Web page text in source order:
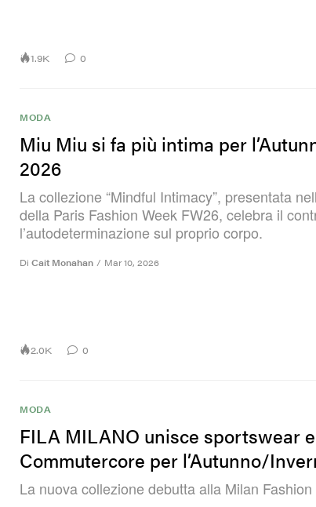
1.9K 0
MODA
Miu Miu si fa più intima per
2026
La collezione “Mindful Intimacy”, presentata
della Paris Fashion Week FW26, celebra il
l’autodeterminazione sul proprio corpo.
Di Cait Monahan / Mar 10, 2026
2.0K 0
MODA
FILA MILANO unisce sportswear e
Commutercore per l’Autunno/
La nuova collezione debutta alla Milan Fashion